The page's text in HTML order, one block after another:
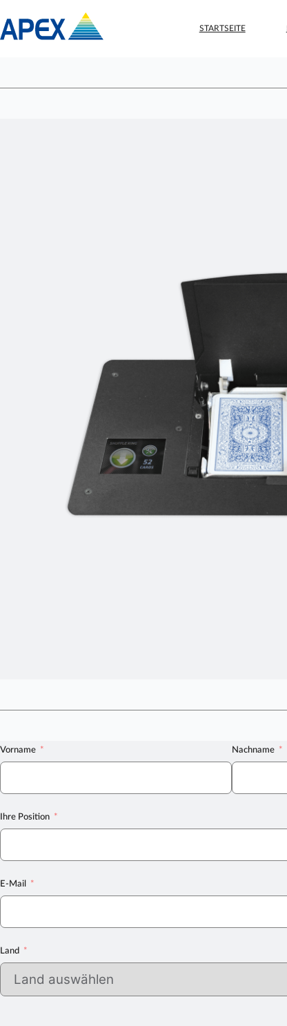
STARTSEITE
Vorname Nachname
Ihre Position
E-Mail
Land